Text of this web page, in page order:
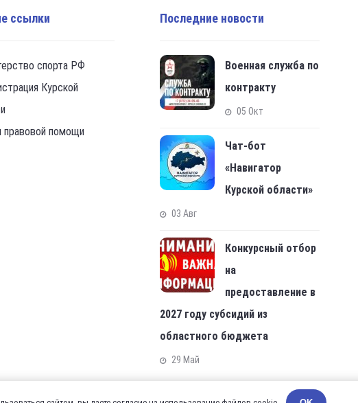
ссылки
спорта РФ
Курской
правовой помощи
Последние новости
Военная служба по
контракту
05 Окт
Чат-бот
«Навигатор
Курской области»
03 Авг
Конкурсный отбор
на
предоставление в
2027 году субсидий из
областного бюджета
29 Май